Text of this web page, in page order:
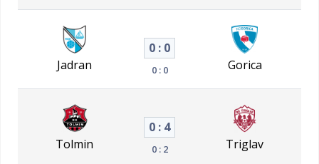
Jadran
0 : 0
0 : 0 Gorica
Tolmin
0 : 4
0 : 2 Triglav